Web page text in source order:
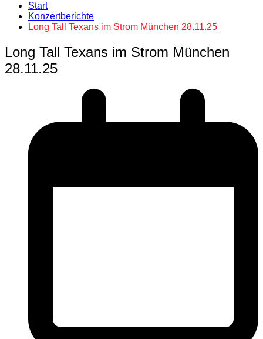
Start
Konzertberichte
Long Tall Texans im Strom München 28.11.25
Long Tall Texans im Strom München
28.11.25